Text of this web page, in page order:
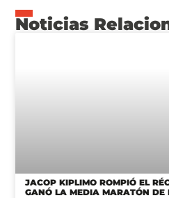
Noticias
JACOP KIPLIMO ROMPIÓ EL
GANÓ LA MEDIA MARATÓN DE